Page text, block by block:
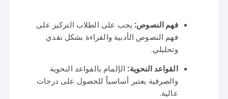
فهم النصوص: يجب على الطلاب التركيز على
فهم النصوص الأدبية والقراءة بشكل نقدي
وتحليلي.
القواعد النحوية: الإلمام بالقواعد النحوية
والصرفية يعتبر أساسياً للحصول على درجات
عالية.